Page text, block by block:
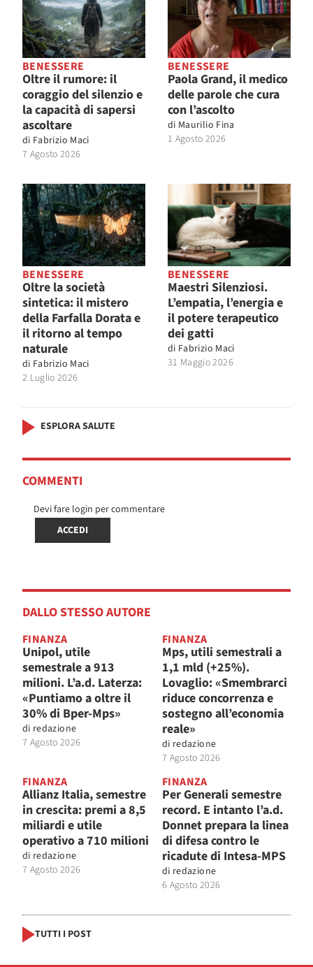
BENESSERE
Oltre il rumore: il
coraggio del silenzio e
la capacità di sapersi
ascoltare
di Fabrizio Maci
7 Agosto 2026
BENESSERE
Paola Grand, il medico
delle parole che cura
con l’ascolto
di Maurilio Fina
1 Agosto 2026
BENESSERE
Oltre la società
sintetica: il mistero
della Farfalla Dorata e
il ritorno al tempo
naturale
di Fabrizio Maci
2 Luglio 2026
BENESSERE
Maestri Silenziosi.
L’empatia, l’energia e
il potere terapeutico
dei gatti
di Fabrizio Maci
31 Maggio 2026
ESPLORA SALUTE
COMMENTI
Devi fare login per commentare
ACCEDI
DALLO STESSO AUTORE
FINANZA
Unipol, utile
semestrale a 913
milioni. L’a.d. Laterza:
«Puntiamo a oltre il
30% di Bper-Mps»
di redazione
7 Agosto 2026
FINANZA
Mps, utili semestrali a
1,1 mld (+25%).
Lovaglio: «Smembrarci
riduce concorrenza e
sostegno all’economia
reale»
di redazione
7 Agosto 2026
FINANZA
Allianz Italia, semestre
in crescita: premi a 8,5
miliardi e utile
operativo a 710 milioni
di redazione
7 Agosto 2026
FINANZA
Per Generali semestre
record. E intanto l’a.d.
Donnet prepara la linea
di difesa contro le
ricadute di Intesa-MPS
di redazione
6 Agosto 2026
TUTTI I POST